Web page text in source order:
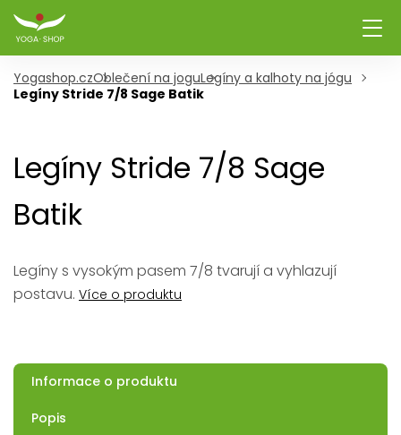
Yogashop.czOblečení na joguLegíny a kalhoty na jógu
Legíny Stride 7/8 Sage Batik
Legíny Stride 7/8 Sage
Batik
Legíny s vysokým pasem 7/8 tvarují a vyhlazují
postavu. Více o produktu
Informace o produktu
Popis